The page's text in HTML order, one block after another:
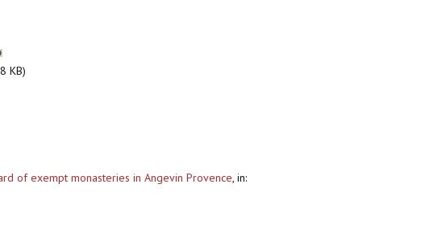
KB)
of exempt monasteries in Angevin Provence, in: